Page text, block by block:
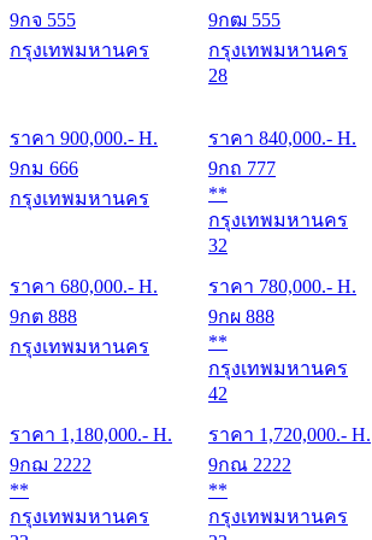
9กจ 555
กรุงเทพมหานคร
ราคา 900,000.- H.
9กฒ 555
กรุงเทพมหานคร
28
ราคา 840,000.- H.
9กม 666
กรุงเทพมหานคร
ราคา 680,000.- H.
9กถ 777
**
กรุงเทพมหานคร
32
ราคา 780,000.- H.
9กต 888
กรุงเทพมหานคร
ราคา 1,180,000.- H.
9กผ 888
**
กรุงเทพมหานคร
42
ราคา 1,720,000.- H.
9กฌ 2222
**
กรุงเทพมหานคร
9กณ 2222
**
กรุงเทพมหานคร